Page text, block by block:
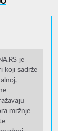
je
koji sadrže
mržnje